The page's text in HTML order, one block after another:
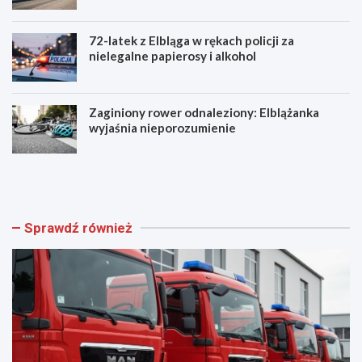
72-latek z Elbląga w rękach policji za
nielegalne papierosy i alkohol
Zaginiony rower odnaleziony: Elblążanka
wyjaśnia nieporozumienie
N
u
k
c
o
n
a
U
n
e
n
a
w
r
Sprawdź również